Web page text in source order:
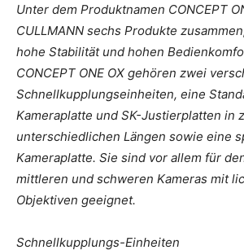
Unter dem Produktnamen CONCEPT
CULLMANN sechs Produkte
hohe Stabilität und hohen
CONCEPT ONE OX gehören zwei
Schnellkupplungseinheiten, eine
Kameraplatte und SK-Justierplatten in
unterschiedlichen Längen sowie eine
Kameraplatte. Sie sind vor allem für
mittleren und schweren Kameras mit
Objektiven geeignet.
Schnellkupplungs-Einheiten